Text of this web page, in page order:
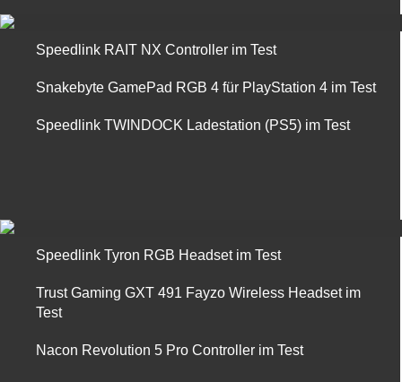
Speedlink RAIT NX Controller im Test
Snakebyte GamePad RGB 4 für PlayStation 4 im Test
Speedlink TWINDOCK Ladestation (PS5) im Test
Speedlink Tyron RGB Headset im Test
Trust Gaming GXT 491 Fayzo Wireless Headset im
Test
Nacon Revolution 5 Pro Controller im Test